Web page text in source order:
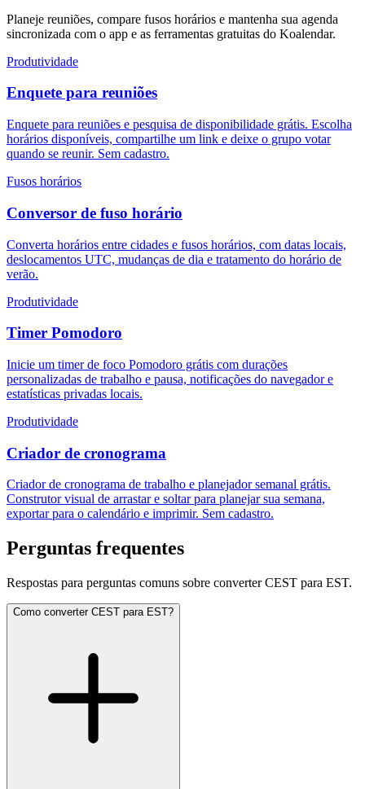
Planeje reuniões, compare fusos horários e mantenha sua agenda
sincronizada com o app e as ferramentas gratuitas do Koalendar.
Produtividade
Enquete para reuniões
Enquete para reuniões e pesquisa de disponibilidade grátis. Escolha
horários disponíveis, compartilhe um link e deixe o grupo votar
quando se reunir. Sem cadastro.
Fusos horários
Conversor de fuso horário
Converta horários entre cidades e fusos horários, com datas locais,
deslocamentos UTC, mudanças de dia e tratamento do horário de
verão.
Produtividade
Timer Pomodoro
Inicie um timer de foco Pomodoro grátis com durações
personalizadas de trabalho e pausa, notificações do navegador e
estatísticas privadas locais.
Produtividade
Criador de cronograma
Criador de cronograma de trabalho e planejador semanal grátis.
Construtor visual de arrastar e soltar para planejar sua semana,
exportar para o calendário e imprimir. Sem cadastro.
Perguntas frequentes
Respostas para perguntas comuns sobre converter CEST para EST.
Como converter CEST para EST?